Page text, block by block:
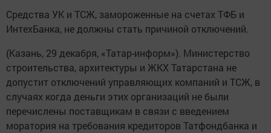
Средства УК и ТСЖ, замороженные на счетах ТФБ и
ИнтехБанка, не должны стать причиной отключений.
(Казань, 29 декабря, «Татар-информ»). Министерство
строительства, архитектуры и ЖКХ Татарстана не
допустит отключений управляющих компаний и ТСЖ, в
случаях когда деньги этих организаций не были
перечислены поставщикам в связи с введением
моратория на требования кредиторов Татфондбанка и